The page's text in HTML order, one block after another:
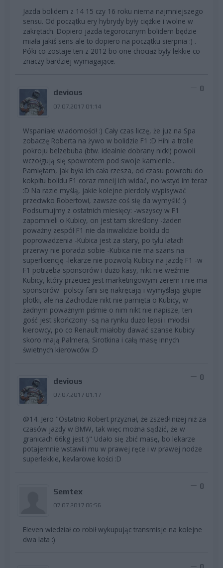
Jazda bolidem z 14 15 czy 16 roku niema najmniejszego
sensu. Od początku ery hybrydy były ciężkie i wolne w
zakrętach. Dopiero jazda tegorocznym bolidem będzie
miała jakiś sens ale to dopiero na początku sierpnia :) .
Póki co zostaje ten z 2012 bo one chociaż były lekkie co
znaczy bardziej wymagające.
devious
07.07.2017 01:14
0
Wspaniałe wiadomości! :) Cały czas liczę, że juz na Spa
zobaczę Roberta na żywo w bolidzie F1 :D Hihi a trolle
pokroju belzebuba (btw. idealnie dobrany nick!) powoli
wczołgują się spowrotem pod swoje kamienie...
Pamiętam, jak była ich cała rzesza, od czasu powrotu do
kokpitu bolidu F1 coraz mneij ich widać, no wstyd im teraz
:D Na razie myślą, jakie kolejne pierdoły wypisywać
przeciwko Robertowi, zawsze coś się da wymyślić :)
Podsumujmy z ostatnich miesięcy: -wszyscy w F1
zapomnieli o Kubicy, on jest tam skreślony -żaden
poważny zespół F1 nie da inwalidzie bolidu do
poprowadzenia -Kubica jest za stary, po tylu latach
przerwy nie poradzi sobie -Kubica nie ma szans na
superlicencję -lekarze nie pozwolą Kubicy na jazdę F1 -w
F1 potrzeba sponsorów i dużo kasy, nikt nie weźmie
Kubicy, który przecież jest marketingowym zerem i nie ma
sponsorów -polscy fani się nakręcają i wymyślają głupie
plotki, ale na Zachodzie nikt nie pamięta o Kubicy, w
żadnym poważnym piśmie o nim nikt nie napisze, ten
gość jest skończony -są na rynku dużo lepsi i młodsi
kierowcy, po co Renault miałoby dawać szanse Kubicy
skoro mają Palmera, Sirotkina i całą masę innych
świetnych kierowców :D
devious
07.07.2017 01:17
0
@14. Jero "Ostatnio Robert przyznał, że zszedł niżej niż za
czasów jazdy w BMW, tak więc można sądzić, że w
granicach 66kg jest :)" Udało się zbić masę, bo lekarze
potajemnie wstawili mu w prawej ręce i w prawej nodze
superlekkie, kevlarowe kości :D
Semtex
07.07.2017 06:56
0
Eleven wiedział co robił wykupując transmisje na kolejne
dwa lata :)